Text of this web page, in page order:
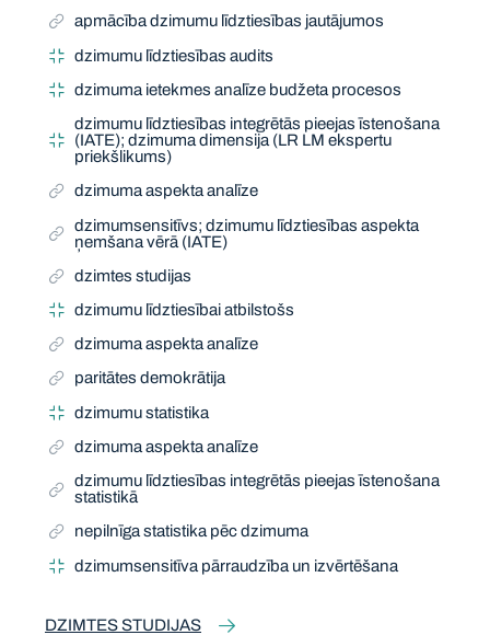
apmācība dzimumu līdztiesības jautājumos
dzimumu līdztiesības audits
dzimuma ietekmes analīze budžeta procesos
dzimumu līdztiesības integrētās pieejas īstenošana
(IATE); dzimuma dimensija (LR LM ekspertu
priekšlikums)
dzimuma aspekta analīze
dzimumsensitīvs; dzimumu līdztiesības aspekta
ņemšana vērā (IATE)
dzimtes studijas
dzimumu līdztiesībai atbilstošs
dzimuma aspekta analīze
paritātes demokrātija
dzimumu statistika
dzimuma aspekta analīze
dzimumu līdztiesības integrētās pieejas īstenošana
statistikā
nepilnīga statistika pēc dzimuma
dzimumsensitīva pārraudzība un izvērtēšana
DZIMTES STUDIJAS